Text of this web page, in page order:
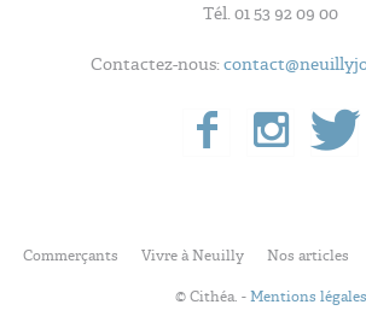
Tél. 01 53 92 09 00
Contactez-nous:
Commerçants Vivre à Neuilly Nos articles
© Cithéa. -Mentions légales